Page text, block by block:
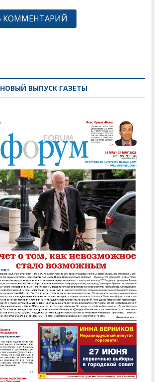
НОВЫЙ ВЫПУСК ГАЗЕТЫ